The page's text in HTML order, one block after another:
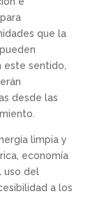
que la
este sentido,
desde las
limpia y
economía
uso del
a los